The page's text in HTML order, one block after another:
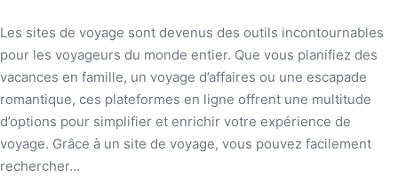
Les sites de voyage sont devenus des outils incontournables
pour les voyageurs du monde entier. Que vous planifiez des
vacances en famille, un voyage d’affaires ou une escapade
romantique, ces plateformes en ligne offrent une multitude
d’options pour simplifier et enrichir votre expérience de
voyage. Grâce à un site de voyage, vous pouvez facilement
rechercher…